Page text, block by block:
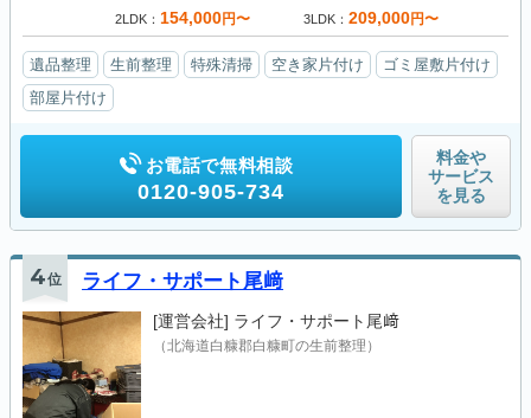
2LDK 154,000円〜 3LDK 209,000円〜
遺品整理 生前整理 特殊清掃 空き家片付け
ゴミ屋敷片付け
部屋片付け
お電話で無料相談
0120-905-734
料金や
サービス
を見る
4位 ライフ・サポート尾﨑
[運営会社] ライフ・サポート尾﨑
（北海道白糠郡白糠町の生前整理）